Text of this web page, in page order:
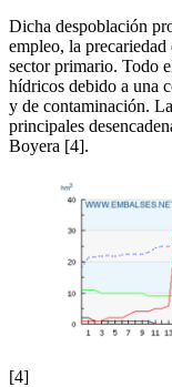
Dicha despoblación
empleo, la
sector primario. Todo
hídricos debido a una
y de contaminación.
principales
Boyera [4].
[4]